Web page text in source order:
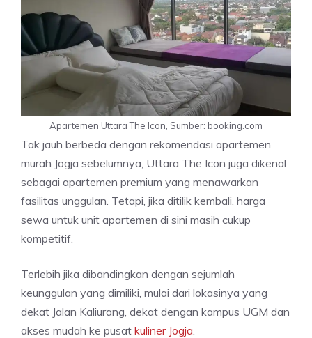
Apartemen Uttara The Icon, Sumber: booking.com
Tak jauh berbeda dengan rekomendasi apartemen
murah Jogja sebelumnya, Uttara The Icon juga dikenal
sebagai apartemen premium yang menawarkan
fasilitas unggulan. Tetapi, jika ditilik kembali, harga
sewa untuk unit apartemen di sini masih cukup
kompetitif.
Terlebih jika dibandingkan dengan sejumlah
keunggulan yang dimiliki, mulai dari lokasinya yang
dekat Jalan Kaliurang, dekat dengan kampus UGM dan
akses mudah ke pusat kuliner Jogja